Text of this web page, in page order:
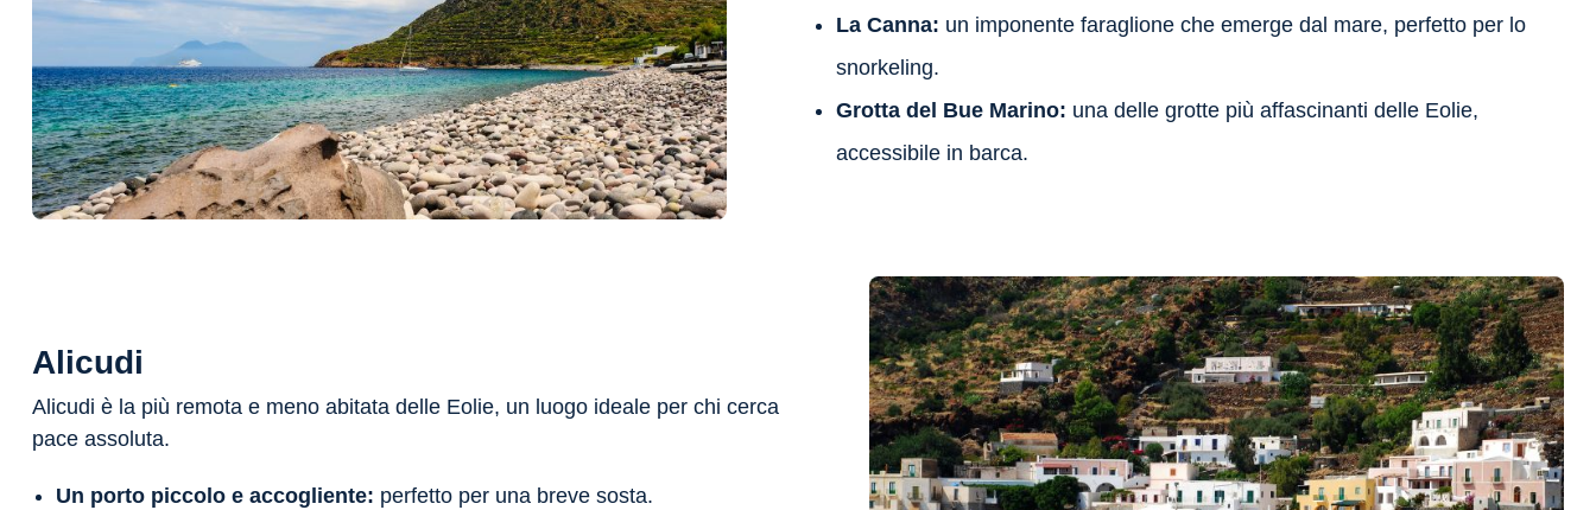
La Canna: un imponente faraglione che emerge dal mare, perfetto per lo
snorkeling.
Grotta del Bue Marino: una delle grotte più affascinanti delle Eolie,
accessibile in barca.
Alicudi
Alicudi è la più remota e meno abitata delle Eolie, un luogo ideale per chi cerca
pace assoluta.
Un porto piccolo e accogliente: perfetto per una breve sosta.